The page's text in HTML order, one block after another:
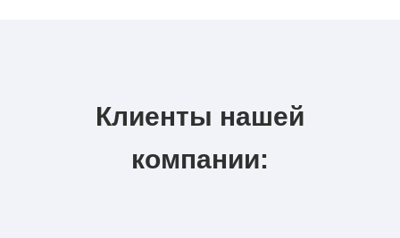
Клиенты нашей
компании: